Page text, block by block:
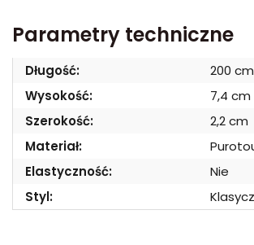
Parametry techniczne
Długość:
200 cm
Wysokość:
7,4 cm
Szerokość:
2,2 cm
Materiał:
Elastyczność:
Nie
Styl: